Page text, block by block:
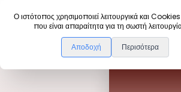
Ο ιστότοπος χρησιμοποιεί λειτουργικά και
που είναι απαραίτητα για τη σωστή
Αποδοχή Περισότερα
DanceLink